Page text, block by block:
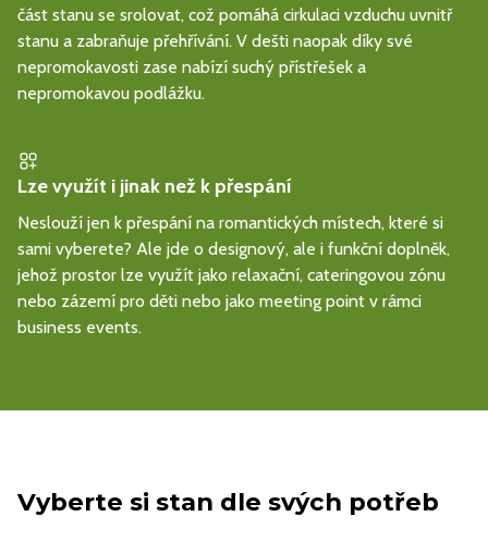
část stanu se srolovat, což pomáhá cirkulaci vzduchu uvnitř
stanu a zabraňuje přehřívání. V dešti naopak díky své
nepromokavosti zase nabízí suchý přístřešek a
nepromokavou podlážku.
Lze využít i jinak než k přespání
Neslouží jen k přespání na romantických místech, které si
sami vyberete? Ale jde o designový, ale i funkční doplněk,
jehož prostor lze využít jako relaxační, cateringovou zónu
nebo zázemí pro děti nebo jako meeting point v rámci
business events.
Vyberte si stan dle svých potřeb